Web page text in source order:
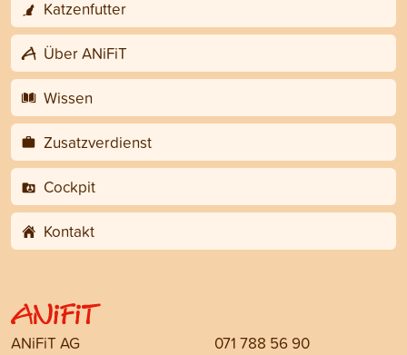
Katzenfutter
Über ANiFiT
Wissen
Zusatzverdienst
Cockpit
Kontakt
ANiFiT AG
071 788 56 90